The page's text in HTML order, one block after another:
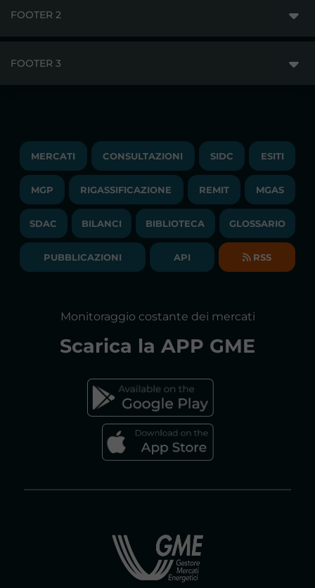
PUBBLICAZIONI
COMUNICATI/NEWS
NEWSLETTER
BILANCI DI ESERCIZIO
FOOTER 2
LAVORA CON NOI
BANDI DI GARA E CONTRATTI
SOCIETA' TRASPARENTE
FOOTER 3
TRAYPORT M. ELETTRICO
LIQUIDITY PROVIDERS
BIBLIOTECA
GLOSSARIO
DICHIARAZIONE DI ACCESSIBILITÀ
FAQs MERCATO ELETTRICO
MERCATI CONSULTAZIONI SIDC ESITI
MGP RIGASSIFICAZIONE REMIT MGAS
SDAC BILANCI BIBLIOTECA GLOSSARIO
PUBBLICAZIONI API RSS
Monitoraggio costante dei mercati
Scarica la APP GME